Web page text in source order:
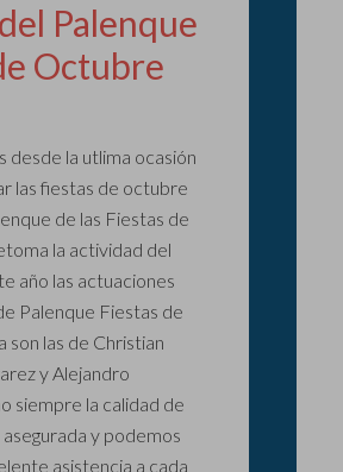
Palenque
Octubre
desde la utlima ocasión
las fiestas de octubre
de las Fiestas de
la actividad del
año las actuaciones
Palenque Fiestas de
son las de Christian
y Alejandro
siempre la calidad de
y podemos
asistencia a cada